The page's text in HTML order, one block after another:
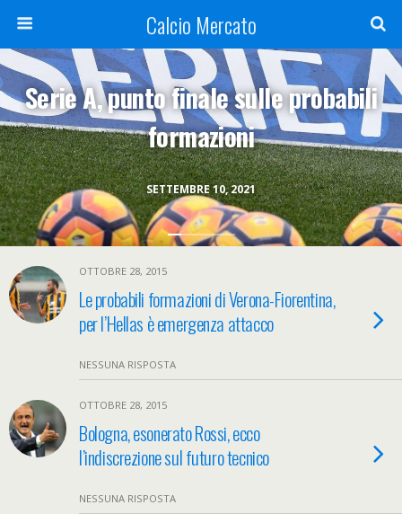
Calcio Mercato
SETTEMBRE 10, 2021
Serie A, punto finale sulle probabili
formazioni
OTTOBRE 28, 2015
Le probabili formazioni di Verona-Fiorentina,
per l’Hellas è emergenza attacco
NESSUNA RISPOSTA
OTTOBRE 28, 2015
Bologna, esonerato Rossi, ecco
l’indiscrezione sul futuro tecnico
NESSUNA RISPOSTA